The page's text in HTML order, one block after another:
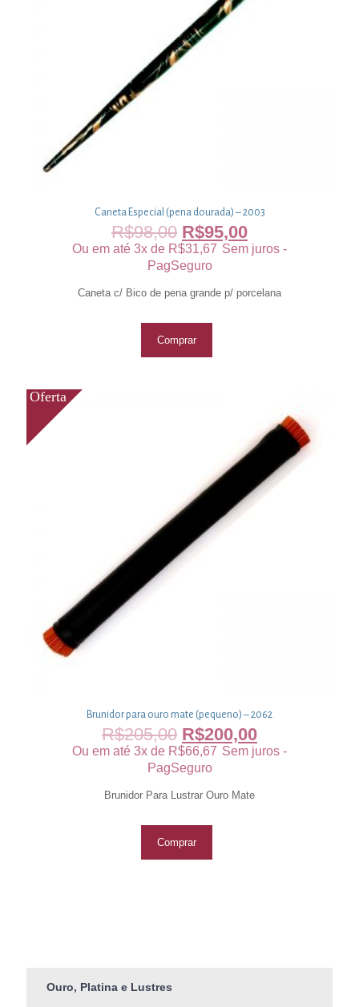
Caneta Especial (pena dourada) – 2003
R$98,00 R$95,00
Ou em até 3x de R$31,67 Sem juros -
PagSeguro
Caneta c/ Bico de pena grande p/ porcelana
Comprar
Brunidor para ouro mate (pequeno) – 2062
R$205,00 R$200,00
Ou em até 3x de R$66,67 Sem juros -
PagSeguro
Brunidor Para Lustrar Ouro Mate
Comprar
Ouro, Platina e Lustres